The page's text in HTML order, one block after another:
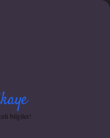
bilgiler!